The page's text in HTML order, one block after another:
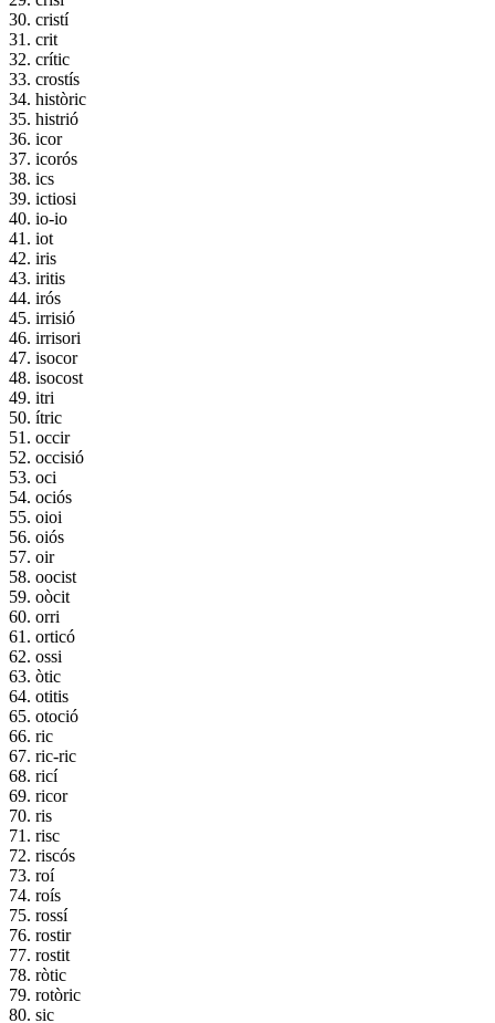
30. cristí
31. crit
32. crític
33. crostís
34. històric
35. histrió
36. icor
37. icorós
38. ics
39. ictiosi
40. io-io
41. iot
42. iris
43. iritis
44. irós
45. irrisió
46. irrisori
47. isocor
48. isocost
49. itri
50. ítric
51. occir
52. occisió
53. oci
54. ociós
55. oioi
56. oiós
57. oir
58. oocist
59. oòcit
60. orri
61. orticó
62. ossi
63. òtic
64. otitis
65. otoció
66. ric
67. ric-ric
68. ricí
69. ricor
70. ris
71. risc
72. riscós
73. roí
74. roís
75. rossí
76. rostir
77. rostit
78. ròtic
79. rotòric
80. sic